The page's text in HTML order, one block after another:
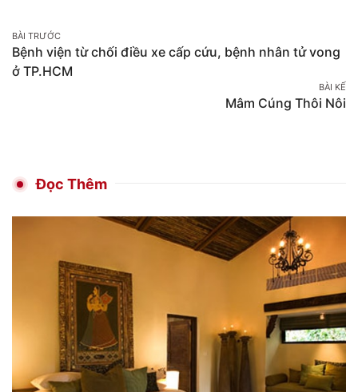
Post
navigation
BÀI TRƯỚC
Bệnh viện từ chối điều xe cấp cứu, bệnh nhân tử vong
ở TP.HCM
BÀI KẾ
Mâm Cúng Thôi Nôi
Đọc Thêm